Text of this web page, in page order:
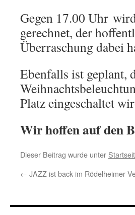
Gegen 17.00 Uhr
gerechnet, der
Überraschung dabei
Ebenfalls ist geplant,
Platz eingeschaltet
Wir hoffen auf den
Dieser Beitrag wurde unter
← JAZZ ist back im Rödelheimer